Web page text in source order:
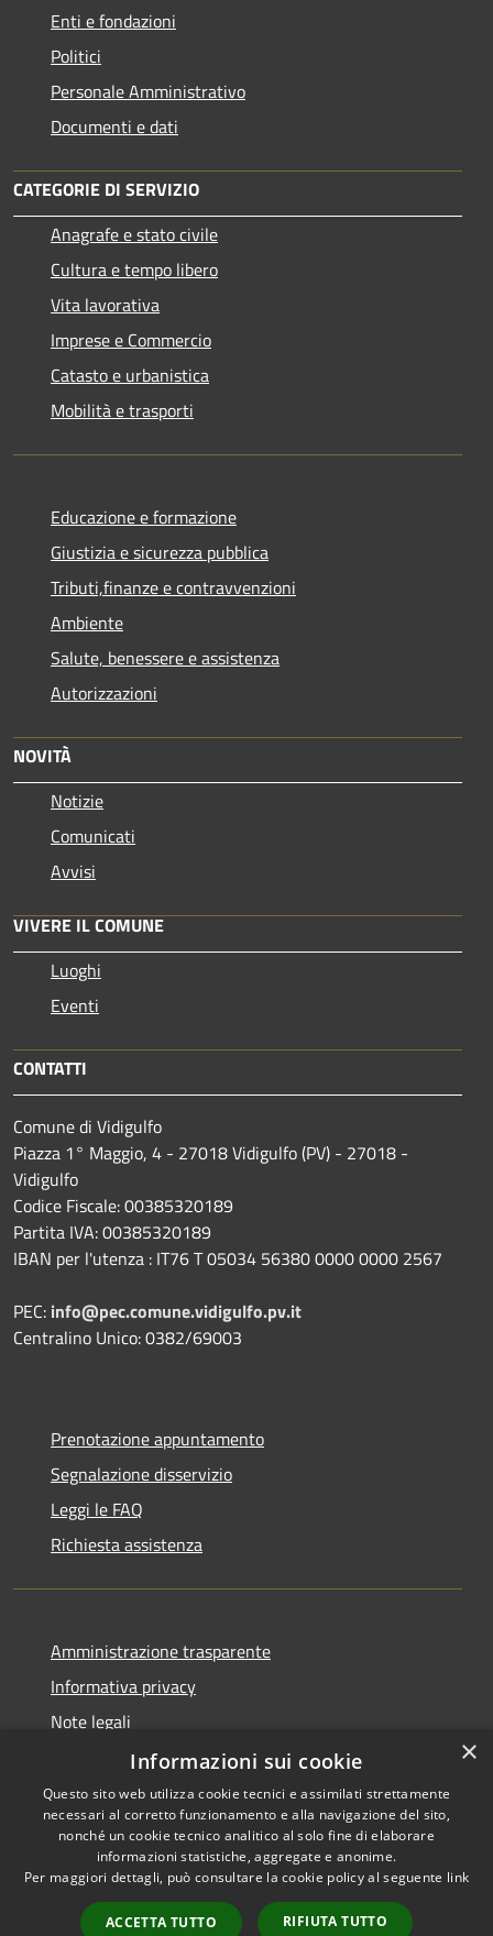
Enti e fondazioni
Politici
Personale Amministrativo
Documenti e dati
CATEGORIE DI SERVIZIO
Anagrafe e stato civile
Cultura e tempo libero
Vita lavorativa
Imprese e Commercio
Catasto e urbanistica
Mobilità e trasporti
Educazione e formazione
Giustizia e sicurezza pubblica
Tributi,finanze e contravvenzioni
Ambiente
Salute, benessere e assistenza
Autorizzazioni
NOVITÀ
Notizie
Comunicati
Avvisi
VIVERE IL COMUNE
Luoghi
Eventi
CONTATTI
Comune di Vidigulfo
Piazza 1° Maggio, 4 - 27018 Vidigulfo (PV) - 27018 -
Vidigulfo
Codice Fiscale: 00385320189
Partita IVA: 00385320189
IBAN per l'utenza : IT76 T 05034 56380 0000 0000 2567
PEC: info@pec.comune.vidigulfo.pv.it
Centralino Unico: 0382/69003
Prenotazione appuntamento
Segnalazione disservizio
Leggi le FAQ
Richiesta assistenza
Amministrazione trasparente
Informativa privacy
Note legali
Dichiarazione di accessibilità
RSS
Accessibilità
Copyright © 2026 • Comune di
Municipium•
Accesso
×
Informazioni sui cookie
Questo sito web utilizza cookie tecnici e assimilati strettamente
necessari al corretto funzionamento e alla navigazione del sito,
nonché un cookie tecnico analitico al solo fine di elaborare
informazioni statistiche, aggregate e anonime.
Per maggiori dettagli, può consultare la cookie policy al seguente link
ACCETTA TUTTO RIFIUTA TUTTO